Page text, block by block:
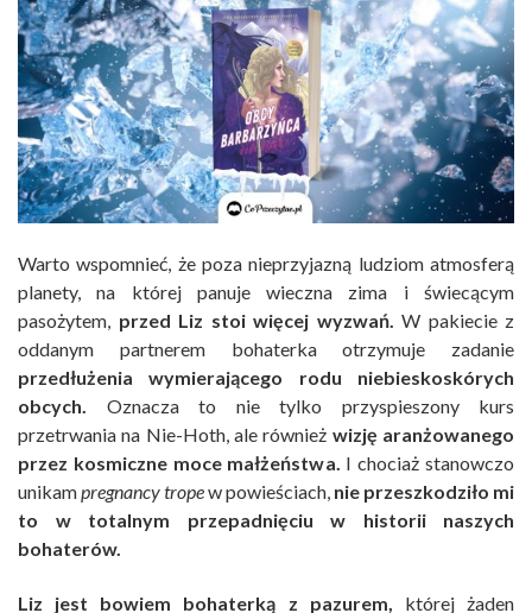
Warto wspomnieć, że poza nieprzyjazną ludziom atmosferą
planety, na której panuje wieczna zima i świecącym
pasożytem, przed Liz stoi więcej wyzwań. W pakiecie z
oddanym partnerem bohaterka otrzymuje zadanie
przedłużenia wymierającego rodu niebieskoskórych
obcych. Oznacza to nie tylko przyspieszony kurs
przetrwania na Nie-Hoth, ale również wizję aranżowanego
przez kosmiczne moce małżeństwa. I chociaż stanowczo
unikampregnancy tropew powieściach, nie przeszkodziło mi
to w totalnym przepadnięciu w historii naszych
bohaterów.
Liz jest bowiem bohaterką z pazurem, której żaden